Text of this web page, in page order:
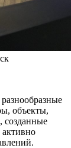
объекты,
созданные